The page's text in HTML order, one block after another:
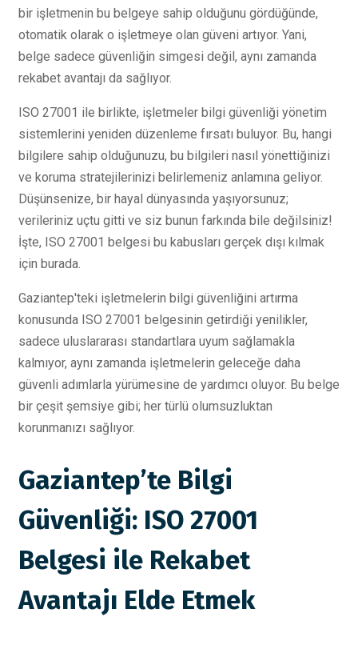
bir işletmenin bu belgeye sahip olduğunu gördüğünde,
otomatik olarak o işletmeye olan güveni artıyor. Yani,
belge sadece güvenliğin simgesi değil, aynı zamanda
rekabet avantajı da sağlıyor.
ISO 27001 ile birlikte, işletmeler bilgi güvenliği yönetim
sistemlerini yeniden düzenleme fırsatı buluyor. Bu, hangi
bilgilere sahip olduğunuzu, bu bilgileri nasıl yönettiğinizi
ve koruma stratejilerinizi belirlemeniz anlamına geliyor.
Düşünsenize, bir hayal dünyasında yaşıyorsunuz;
verileriniz uçtu gitti ve siz bunun farkında bile değilsiniz!
İşte, ISO 27001 belgesi bu kabusları gerçek dışı kılmak
için burada.
Gaziantep'teki işletmelerin bilgi güvenliğini artırma
konusunda ISO 27001 belgesinin getirdiği yenilikler,
sadece uluslararası standartlara uyum sağlamakla
kalmıyor, aynı zamanda işletmelerin geleceğe daha
güvenli adımlarla yürümesine de yardımcı oluyor. Bu belge
bir çeşit şemsiye gibi; her türlü olumsuzluktan
korunmanızı sağlıyor.
Gaziantep’te Bilgi
Güvenliği: ISO 27001
Belgesi ile Rekabet
Avantajı Elde Etmek